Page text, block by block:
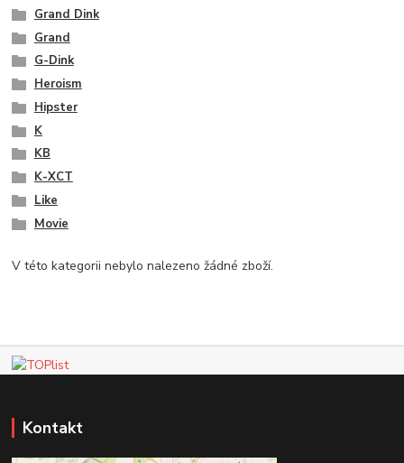
Grand Dink
Grand
G-Dink
Heroism
Hipster
K
KB
K-XCT
Like
Movie
V této kategorii nebylo nalezeno žádné zboží.
Kontakt